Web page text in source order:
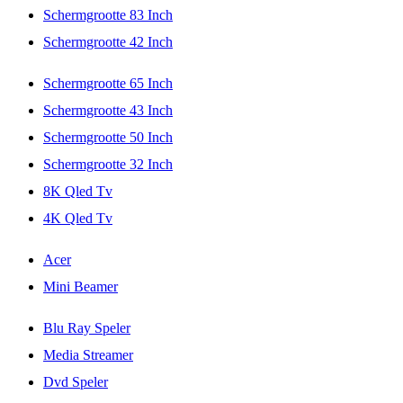
Schermgrootte 83 Inch
Schermgrootte 42 Inch
Schermgrootte 65 Inch
Schermgrootte 43 Inch
Schermgrootte 50 Inch
Schermgrootte 32 Inch
8K Qled Tv
4K Qled Tv
Acer
Mini Beamer
Blu Ray Speler
Media Streamer
Dvd Speler